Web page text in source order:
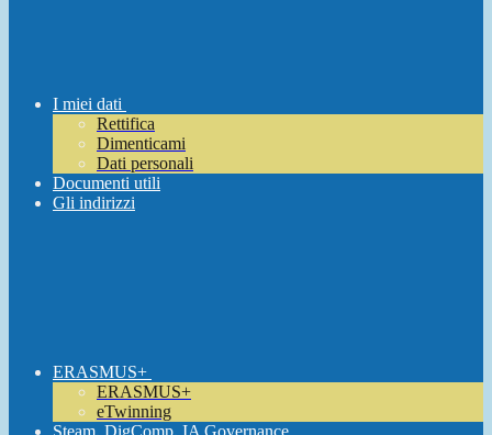
I miei dati
Rettifica
Dimenticami
Dati personali
Documenti utili
Gli indirizzi
ERASMUS+
ERASMUS+
eTwinning